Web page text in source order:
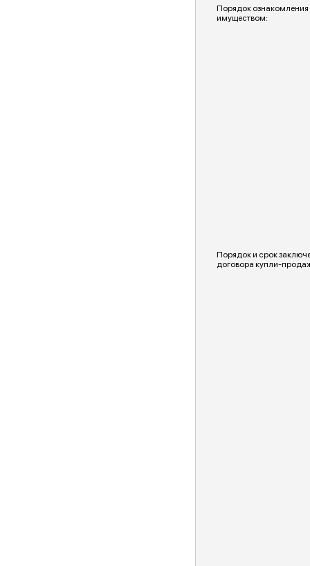
Порядок ознакомления
имуществом:
Порядок и срок
договора купли-